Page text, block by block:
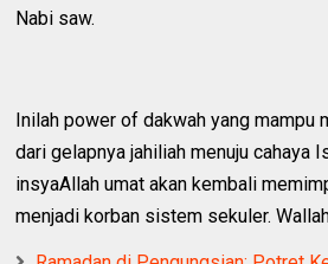
Nabi saw.
Inilah power of dakwah yang mampu
dari gelapnya jahiliah menuju cahaya
insyaAllah umat akan kembali
menjadi korban sistem sekuler.